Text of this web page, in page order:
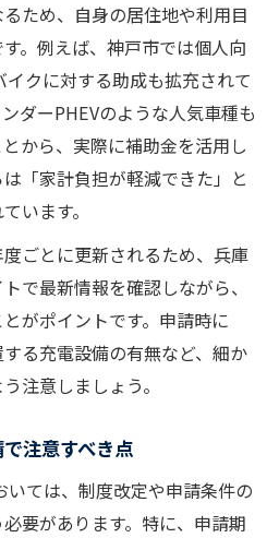
ため、自身の居住地や利用目
。例えば、神戸市では個人向
イクに対する助成も拡充されて
ダーPHEVのような人気車種も
から、実際に補助金を活用し
「家計負担が軽減できた」と
います。
ごとに更新されるため、兵庫
で最新情報を確認しながら、
がポイントです。申請時に
る充電設備の有無など、細か
注意しましょう。
注意すべき点
ては、制度改定や申請条件の
要があります。特に、申請期